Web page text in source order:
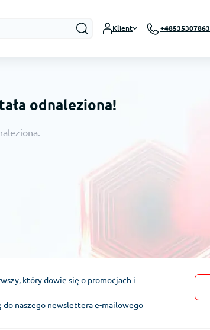
Klient +48535307863
odnaleziona!
który dowie się o promocjach i
do naszego newslettera e-mailowego
Regulamin Konta